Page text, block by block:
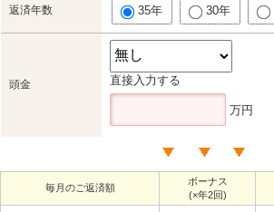
返済年数 35年 30年
頭金 直接入力する
万円
毎月のご返済額
ボーナス
(×年2回)